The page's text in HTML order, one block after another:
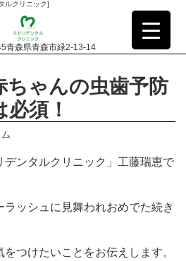
ルクリニック]
青森県青森市緑2-13-14
ちゃんの虫歯予防
必須！
デンタルクリニック」工藤瑞恵で
ッシュに見舞われおめでた続き
つけたいことをお伝えします。